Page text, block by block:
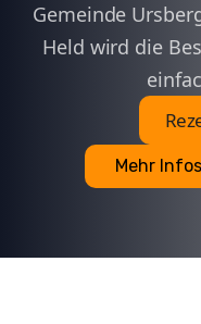
Gemeinde
Held wird die
Mehr